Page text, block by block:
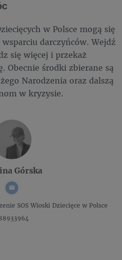
w Polsce mogą się
darczyńców. Wejdź
się więcej i przekaż
Obecnie środki zbierane są
Narodzenia oraz dalszą
w kryzysie.
Górska
SOS Wioski Dziecięce w Polsce